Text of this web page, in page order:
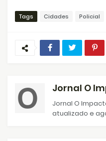
Tags Cidades Policial
Jornal O
Jornal O
atualizado e